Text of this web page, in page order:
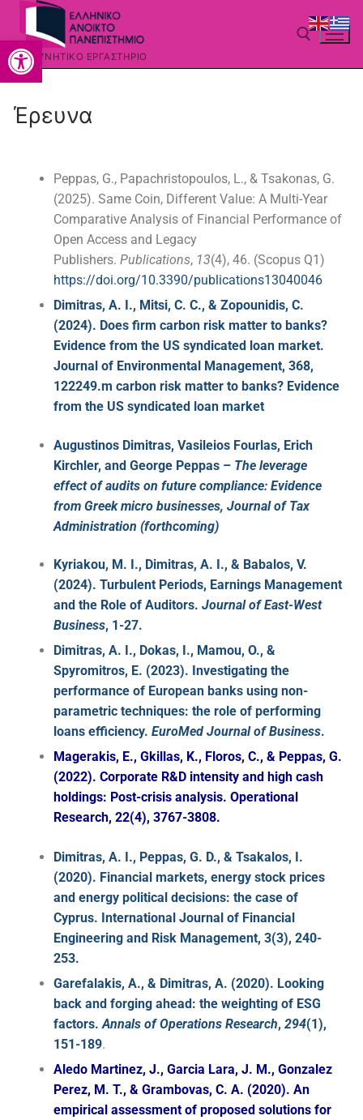
Ανοίξτε τη γραμμή εργαλείων
ΕΡΕΥΝΗΤΙΚΌ ΕΡΓΑΣΤΉΡΙΟ
Έρευνα
Peppas, G., Papachristopoulos, L., & Tsakonas, G.
(2025). Same Coin, Different Value: A Multi-Year
Comparative Analysis of Financial Performance of
Open Access and Legacy
Publishers. Publications, 13(4), 46. (Scopus Q1)
https://doi.org/10.3390/publications13040046
Dimitras, A. I., Mitsi, C. C., & Zopounidis, C.
(2024). Does firm carbon risk matter to banks?
Evidence from the US syndicated loan market.
Journal of Environmental Management, 368,
122249.m carbon risk matter to banks? Evidence
from the US syndicated loan market
Augustinos Dimitras, Vasileios Fourlas, Erich
Kirchler, and George Peppas – The leverage
effect of audits on future compliance: Evidence
from Greek micro businesses, Journal of Tax
Administration (forthcoming)
Kyriakou, M. I., Dimitras, A. I., & Babalos, V.
(2024). Turbulent Periods, Earnings Management
and the Role of Auditors. Journal of East-West
Business, 1-27.
Dimitras, A. I., Dokas, I., Mamou, O., &
Spyromitros, E. (2023). Investigating the
performance of European banks using non-
parametric techniques: the role of performing
loans efficiency. EuroMed Journal of Business.
Magerakis, E., Gkillas, K., Floros, C., & Peppas, G.
(2022). Corporate R&D intensity and high cash
holdings: Post-crisis analysis. Operational
Research, 22(4), 3767-3808.
Dimitras, A. I., Peppas, G. D., & Tsakalos, I.
(2020). Financial markets, energy stock prices
and energy political decisions: the case of
Cyprus. International Journal of Financial
Engineering and Risk Management, 3(3), 240-
253.
Garefalakis, A., & Dimitras, A. (2020). Looking
back and forging ahead: the weighting of ESG
factors.Annals of Operations Research, 294(1),
151-189.
Aledo Martinez, J., Garcia Lara, J. M., Gonzalez
Perez, M. T., & Grambovas, C. A. (2020). An
empirical assessment of proposed solutions for